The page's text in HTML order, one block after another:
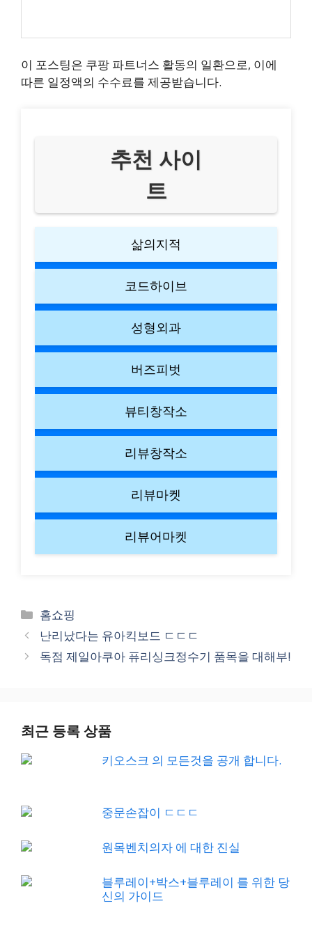
이 포스팅은 쿠팡 파트너스 활동의 일환으로, 이에
따른 일정액의 수수료를 제공받습니다.
추천 사이
트
삶의지적
코드하이브
성형외과
버즈피벗
뷰티창작소
리뷰창작소
리뷰마켓
리뷰어마켓
Categories
홈쇼핑
난리났다는 유아킥보드 ㄷㄷㄷ
독점 제일아쿠아 퓨리싱크정수기 품목을 대해부!
최근 등록 상품
키오스크 의 모든것을 공개 합니다.
중문손잡이 ㄷㄷㄷ
원목벤치의자 에 대한 진실
블루레이+박스+블루레이 를 위한 당
신의 가이드